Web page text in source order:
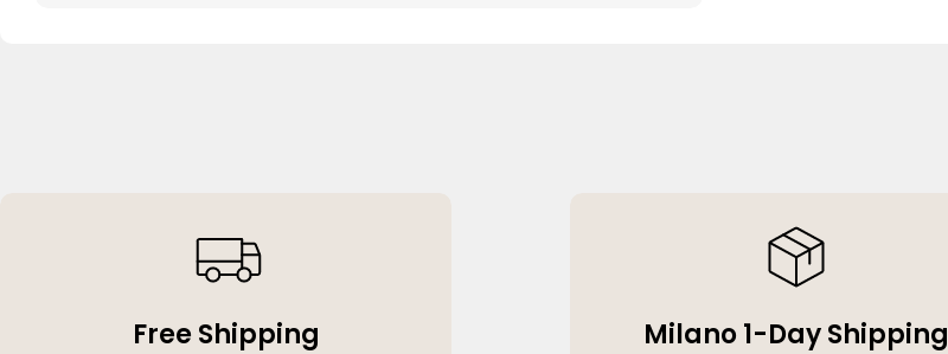
Free Shipping Milano 1-Day Shipping